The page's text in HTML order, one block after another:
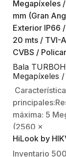
Bala
Megapíxeles
mm (Gran
Exterior IP66 /
20 mts / TVI-
CVBS /
máxima: 5
(2560 x
mínima: 0.01
HiLook by
Inventario 500